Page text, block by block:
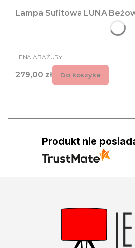
Lampa Sufitowa LUNA
PRODUCENT
LENA ABAŻURY
Cena
279,00 zł Do koszyka
Produkt nie